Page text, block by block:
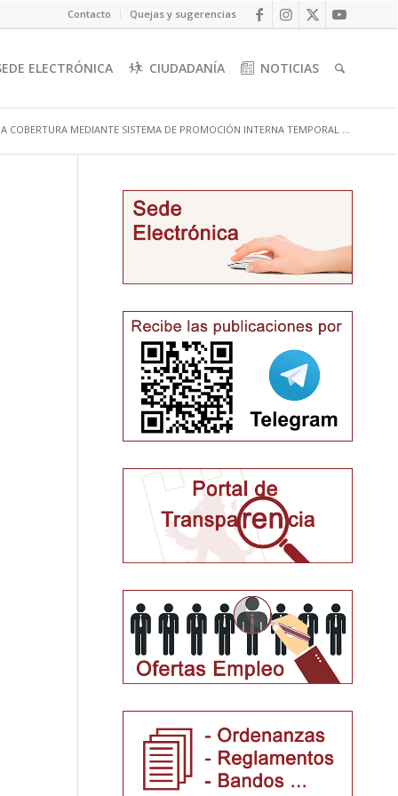
Contacto Quejas y sugerencias
ELECTRÓNICA CIUDADANÍA NOTICIAS
COBERTURA MEDIANTE SISTEMA DE PROMOCIÓN INTERNA TEMPORAL ...